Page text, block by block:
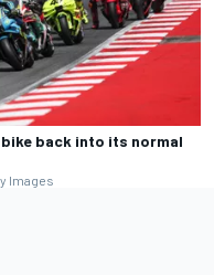
back into its normal
Images